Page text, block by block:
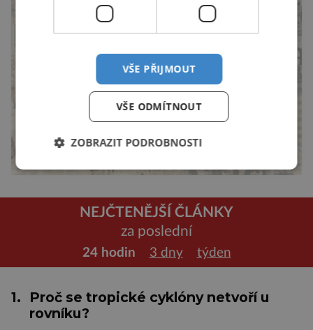
NEJČTENĚJŠÍ ČLÁNKY
za poslední
24 hodin 3 dny týden
1.
Proč se tropické cyklóny netvoří u
rovníku?
VŠE PŘIJMOUT
VŠE ODMÍTNOUT
ZOBRAZIT PODROBNOSTI